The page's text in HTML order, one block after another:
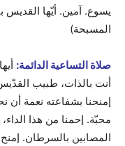
يسوع. آمين. أيّها القديس
المسبحة)
صلاة التساعية الدائمة:
أنت بالذات، طبيب
إمنحنا بشفاعته نعمة
محبّة. إحمنا من هذا
المصابين بالسرطان. إمنح